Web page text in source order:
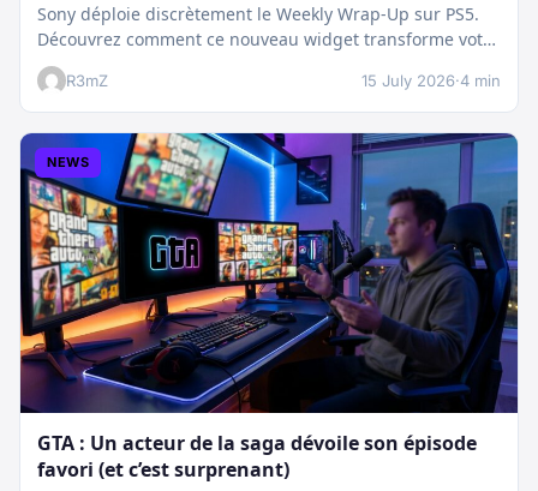
Sony déploie discrètement le Weekly Wrap-Up sur PS5.
Découvrez comment ce nouveau widget transforme votre
dashboard et booste votre suivi…
R3mZ 15 July 2026·4 min
NEWS
GTA : Un acteur de la saga dévoile son épisode
favori (et c’est surprenant)